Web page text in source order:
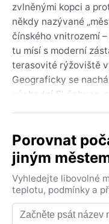
zvlněnými kopci a
někdy nazývané
čínského vnitrozemí
tu mísí s moderní
terasovité rýžoviště
Geograficky se
východní S’-
kategorie Cwa, tedy
se suchou zimou.
přeháňkami a
přes 80 %. Teploty v
30 °C. Zimy jsou
průměry kolem 5–10
Porovnat
jiným
Vyhledejte libovolné
teplotu, podmínky a